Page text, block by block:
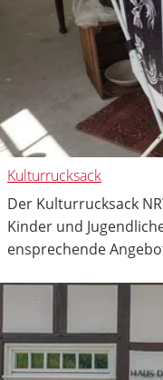
Kulturrucksack
Der Kulturrucksack
Kinder und
ensprechende